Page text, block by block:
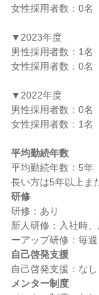
女性採用者数：0名
▼2023年度
男性採用者数：1名
女性採用者数：0名
▼2022年度
男性採用者数：0名
女性採用者数：1名
平均勤続年数
平均勤続年数：5年
研修
研修：あり
新人研修：入社時
自己啓発支援
メンター制度